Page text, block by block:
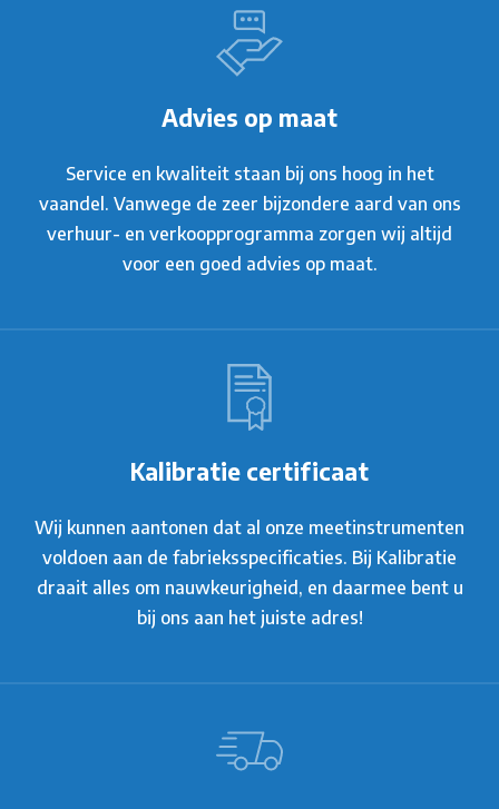
Advies op maat
Service en kwaliteit staan bij ons hoog in het
vaandel. Vanwege de zeer bijzondere aard van ons
verhuur- en verkoopprogramma zorgen wij altijd
voor een goed advies op maat.
Kalibratie certificaat
Wij kunnen aantonen dat al onze meetinstrumenten
voldoen aan de fabrieksspecificaties. Bij Kalibratie
draait alles om nauwkeurigheid, en daarmee bent u
bij ons aan het juiste adres!